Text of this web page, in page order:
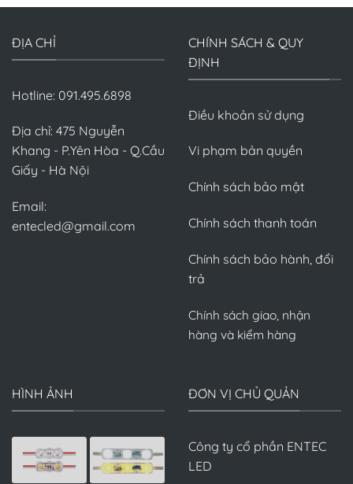
ĐỊA CHỈ
Hotline: 091.495.6898
Địa chỉ: 475 Nguyễn
Khang - P.Yên Hòa - Q.Cầu
Giấy - Hà Nội
Email:
entecled@gmail.com
CHÍNH SÁCH & QUY
ĐỊNH
Điều khoản sử dụng
Vi phạm bản quyền
Chính sách bảo mật
Chính sách thanh toán
Chính sách bảo hành, đổi
trả
Chính sách giao, nhận
hàng và kiểm hàng
HÌNH ẢNH ĐƠN VỊ CHỦ QUẢN
Công ty cổ phần ENTEC
LED